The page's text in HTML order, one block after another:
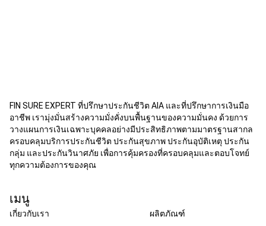
FIN SURE EXPERT ที่ปรึกษาประกันชีวิต AIA และที่ปรึกษาการเงินมือ
อาชีพ เรามุ่งมั่นสร้างความมั่งคั่งบนพื้นฐานของความมั่นคง ด้วยการ
วางแผนการเงินเฉพาะบุคคลอย่างมีประสิทธิภาพตามมาตรฐานสากล
ครอบคลุมบริการประกันชีวิต ประกันสุขภาพ ประกันอุบัติเหตุ ประกัน
กลุ่ม และประกันวินาศภัย เพื่อการคุ้มครองที่ครอบคลุมและตอบโจทย์
ทุกความต้องการของคุณ
เมนู
เกี่ยวกับเรา ผลิตภัณฑ์